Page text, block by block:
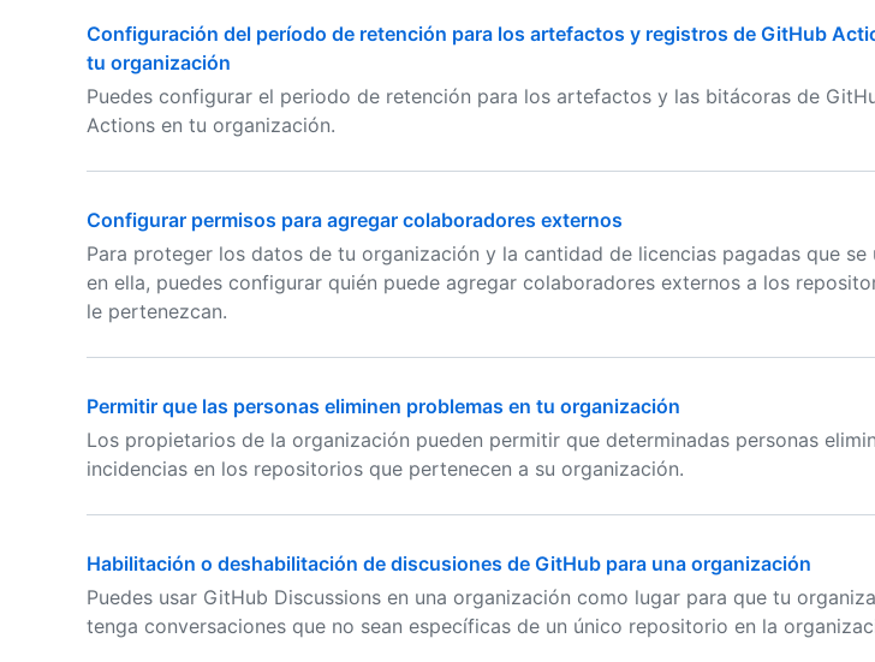
Configuración del período de retención para los artefactos y registros de GitHub
tu organización
Puedes configurar el periodo de retención para los artefactos y las bitácoras de
Actions en tu organización.
Configurar permisos para agregar colaboradores externos
Para proteger los datos de tu organización y la cantidad de licencias pagadas que se
en ella, puedes configurar quién puede agregar colaboradores externos a los
le pertenezcan.
Permitir que las personas eliminen problemas en tu organización
Los propietarios de la organización pueden permitir que determinadas personas
incidencias en los repositorios que pertenecen a su organización.
Habilitación o deshabilitación de discusiones de GitHub para una organización
Puedes usar GitHub Discussions en una organización como lugar para que tu
tenga conversaciones que no sean específicas de un único repositorio en la